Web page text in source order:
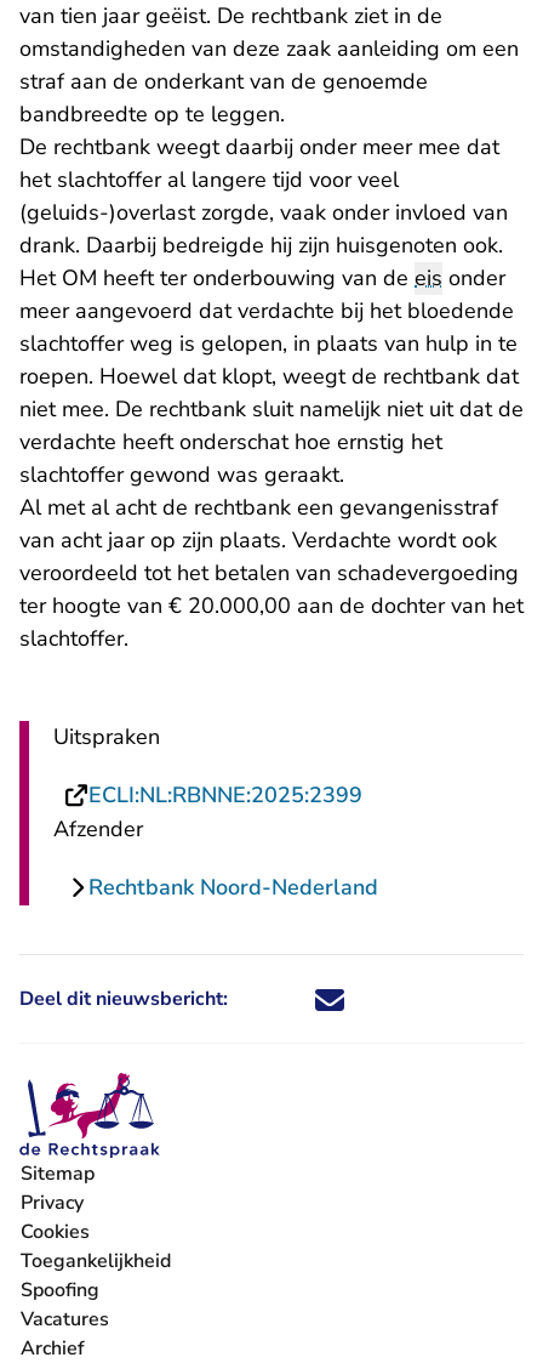
van tien jaar geëist. De rechtbank ziet in de
omstandigheden van deze zaak aanleiding om een
straf aan de onderkant van de genoemde
bandbreedte op te leggen.
De rechtbank weegt daarbij onder meer mee dat
het slachtoffer al langere tijd voor veel
(geluids-)overlast zorgde, vaak onder invloed van
drank. Daarbij bedreigde hij zijn huisgenoten ook.
Het OM heeft ter onderbouwing van de eis onder
meer aangevoerd dat verdachte bij het bloedende
slachtoffer weg is gelopen, in plaats van hulp in te
roepen. Hoewel dat klopt, weegt de rechtbank dat
niet mee. De rechtbank sluit namelijk niet uit dat de
verdachte heeft onderschat hoe ernstig het
slachtoffer gewond was geraakt.
Al met al acht de rechtbank een gevangenisstraf
van acht jaar op zijn plaats. Verdachte wordt ook
veroordeeld tot het betalen van schadevergoeding
ter hoogte van € 20.000,00 aan de dochter van het
slachtoffer.
Uitspraken
ECLI:NL:RBNNE:2025:2399
Afzender
Rechtbank Noord-Nederland
Deel dit nieuwsbericht: Deel dit nieuwsbericht via X -
Deel dit nieuwsbericht via
Deel dit nieuwsbericht
Deel dit
Sitemap
Privacy
Cookies
Toegankelijkheid
Spoofing
Vacatures
- U verlaat Rechtspraak.nl
Archief